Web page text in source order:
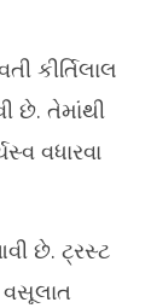
કીર્તિલાલ
છે. તેમાંથી
વધારવા
છે. ટ્રસ્ટ
વસૂલાત